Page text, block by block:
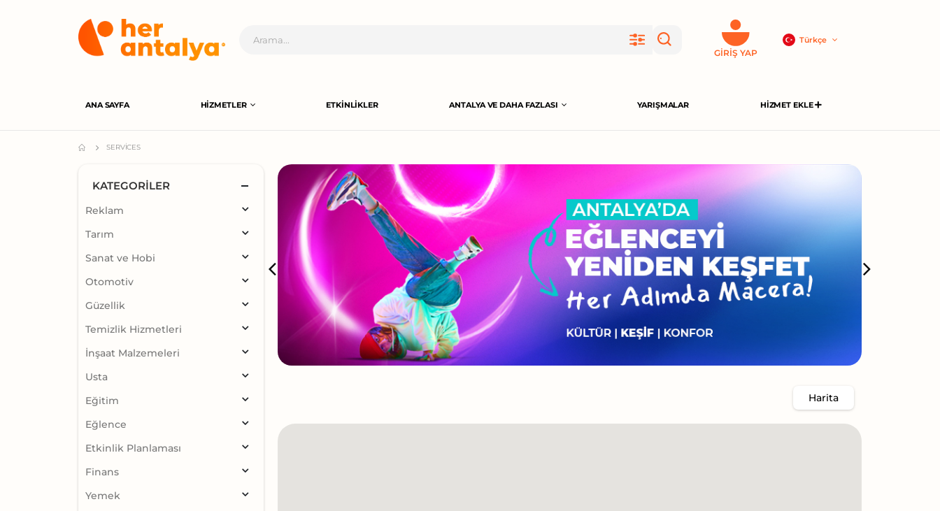
GIRIŞ YAP
Türkçe
ANA SAYFA HIZMETLER ETKINLIKLER ANTALYA VE DAHA FAZLASI YARIŞMALAR HIZMET EKLE
SERVICES
Harita
KATEGORILER
Reklam
Tarım
Sanat ve Hobi
Otomotiv
Güzellik
Temizlik Hizmetleri
İnşaat Malzemeleri
Usta
Eğitim
Eğlence
Etkinlik Planlaması
Finans
Yemek